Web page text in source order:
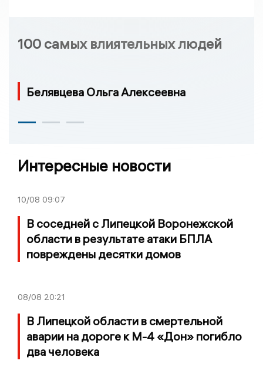
100 самых влиятельных людей
Белявцева Ольга Алексеевна
Интересные новости
10/08 09:07
В соседней с Липецкой Воронежской
области в результате атаки БПЛА
повреждены десятки домов
08/08 20:21
В Липецкой области в смертельной
аварии на дороге к М-4 «Дон» погибло
два человека